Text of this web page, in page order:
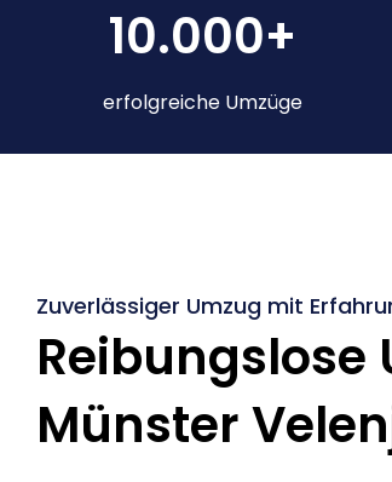
10.000+
erfolgreiche Umzüge
Zuverlässiger Umzug mit
Reibungslose
Münster